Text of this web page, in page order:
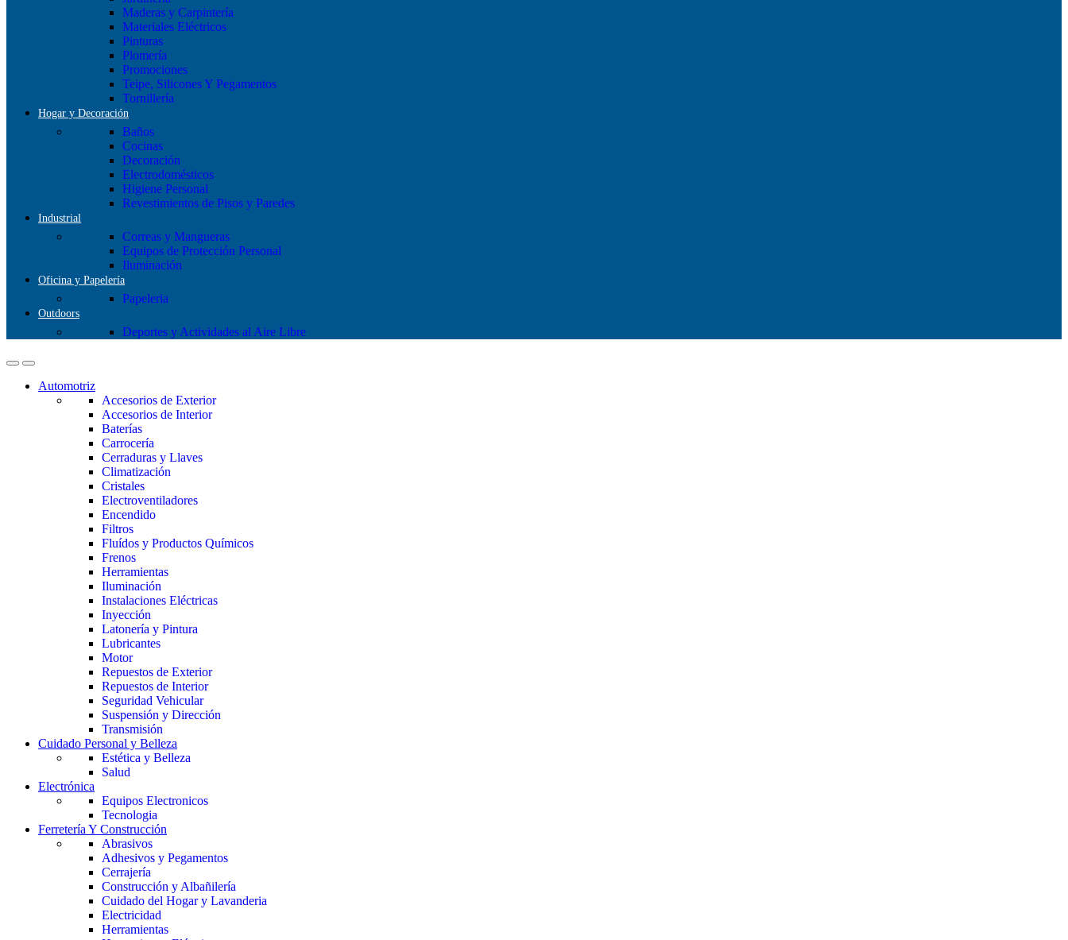
Maderas y Carpintería
Materiales Eléctricos
Pinturas
Plomería
Promociones
Teipe, Silicones Y Pegamentos
Tornillería
Hogar y Decoración
Baños
Cocinas
Decoración
Electrodomésticos
Higiene Personal
Revestimientos de Pisos y Paredes
Industrial
Correas y Mangueras
Equipos de Protección Personal
Iluminación
Oficina y Papelería
Papeleria
Outdoors
Deportes y Actividades al Aire Libre
Automotriz
Accesorios de Exterior
Accesorios de Interior
Baterías
Carrocería
Cerraduras y Llaves
Climatización
Cristales
Electroventiladores
Encendido
Filtros
Fluídos y Productos Químicos
Frenos
Herramientas
Iluminación
Instalaciones Eléctricas
Inyección
Latonería y Pintura
Lubricantes
Motor
Repuestos de Exterior
Repuestos de Interior
Seguridad Vehicular
Suspensión y Dirección
Transmisión
Cuidado Personal y Belleza
Estética y Belleza
Salud
Electrónica
Equipos Electronicos
Tecnologia
Ferretería Y Construcción
Abrasivos
Adhesivos y Pegamentos
Cerrajería
Construcción y Albañilería
Cuidado del Hogar y Lavanderia
Electricidad
Herramientas